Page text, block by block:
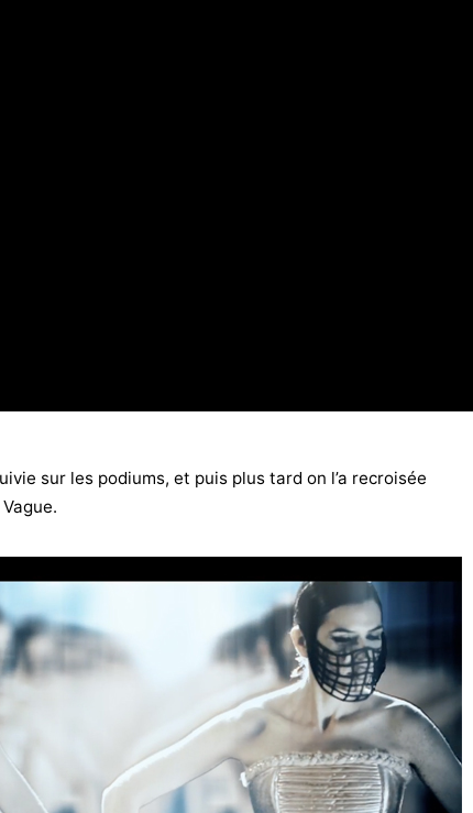
sur les podiums, et puis plus tard on l’a recroisée